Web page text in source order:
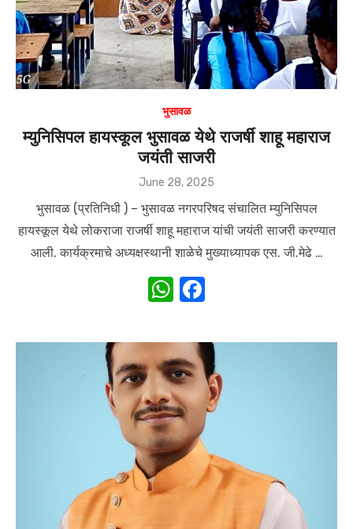
भुसावळ
म्युनिसिपल हायस्कूल भुसावळ येथे राजर्षी शाहू महाराज
जयंती साजरी
Posted
June 28, 2025
भुसावळ (प्रतिनिधी ) – भुसावळ नगरपरिषद संचालित म्युनिसिपल
हायस्कूल येथे लोकराजा राजर्षी शाहू महाराज यांची जयंती साजरी करण्यात
आली. कार्यक्रमाचे अध्यक्षस्थानी शाळेचे मुख्याध्यापक एस. जी.मेढे …
W
at
s
A
p
p
c
e
b
o
k